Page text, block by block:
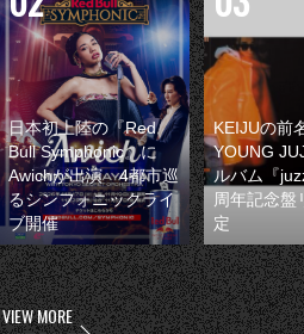
日本初上陸の『Red
Bull Symphonic』に
Awichが出演 4都市巡
るシンフォニックライ
ブ開催
KEIJUの前
YOUNG
ルバム『
周年記念盤
定
VIEW MORE